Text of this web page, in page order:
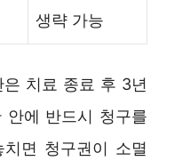
생략 가능
치료 종료 후 3년
안에 반드시 청구를
면 청구권이 소멸